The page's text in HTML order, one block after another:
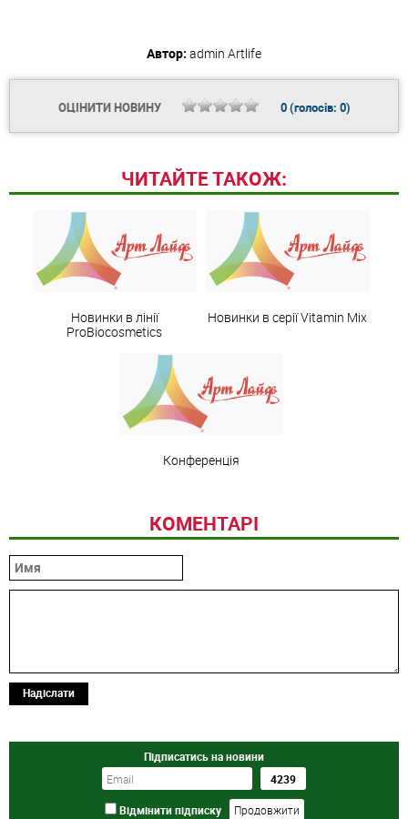
Автор: admin Artlife
ОЦІНИТИ НОВИНУ 0(голосів: 0)
ЧИТАЙТЕ ТАКОЖ:
Новинки в лінії
ProBiocosmetics
Новинки в серії Vitamin Mix
Конференція
КОМЕНТАРІ
Надіслати
Підписатись на новини
Відмінити підписку